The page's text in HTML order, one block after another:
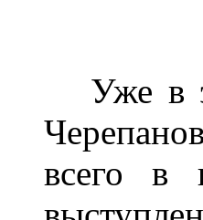
Уже в
всего в